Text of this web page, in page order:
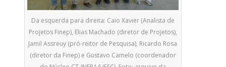
Da esquerda para direita: Caio Xavier (Analista de
Projetos Finep), Elias Machado (diretor de Projetos),
Jamil Assreuy (pró-reitor de Pesquisa), Ricardo Rosa
(diretor da Finep) e Gustavo Camelo (coordenador